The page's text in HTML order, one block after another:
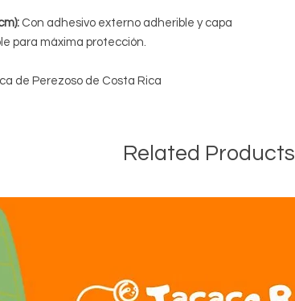
Con adhesivo externo adherible y capa
para máxima protección.
de Perezoso de Costa Rica
Related Products